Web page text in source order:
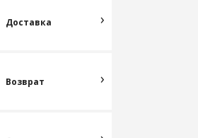
Доставка
Возврат